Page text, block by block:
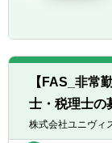
【FAS_非常
士・税理士の
株式会社ユニヴィ